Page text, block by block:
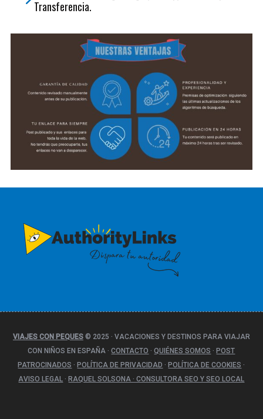
Transferencia.
VIAJES CON PEQUES© 2025 · VACACIONES Y DESTINOS PARA VIAJAR
CON NIÑOS EN ESPAÑA · CONTACTO · QUIÉNES SOMOS · POST
PATROCINADOS · POLÍTICA DE PRIVACIDAD · POLÍTICA DE COOKIES ·
AVISO LEGAL · RAQUEL SOLSONA · CONSULTORA SEO Y SEO LOCAL